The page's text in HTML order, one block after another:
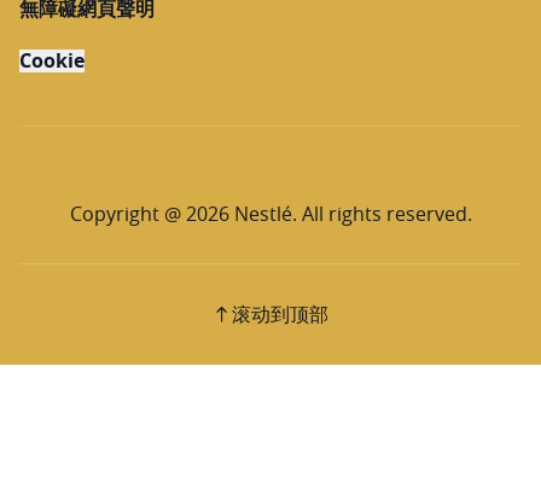
無障礙網頁聲明
Cookie
Copyright @ 2026 Nestlé. All rights reserved.
滚动到顶部